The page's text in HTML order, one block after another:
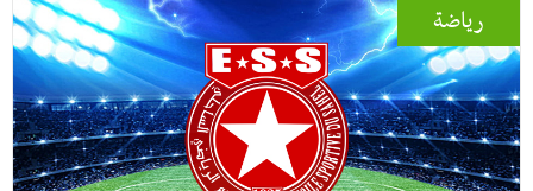
رياضة